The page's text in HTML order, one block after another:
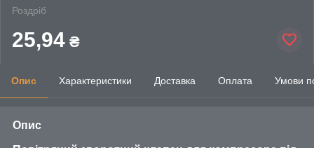
Роздріб
25,94 ₴
Опис Характеристики Доставка Оплата Умови
Опис